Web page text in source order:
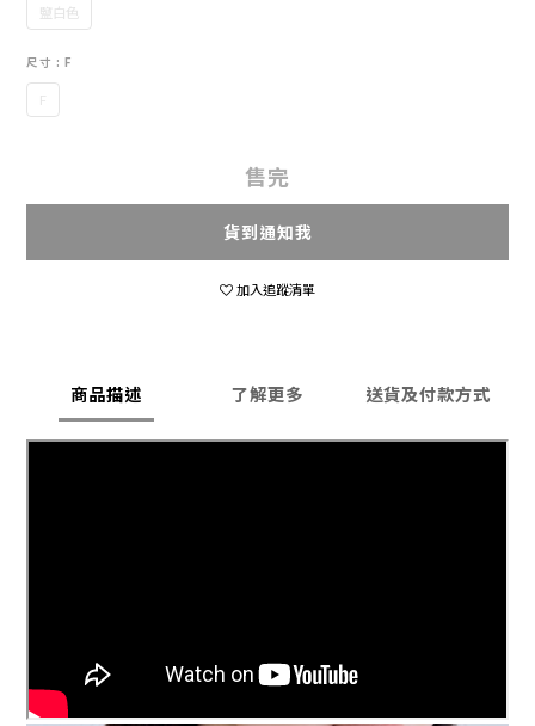
鹽白色
尺寸 : F
F
售完
貨到通知我
加入追蹤清單
商品描述 了解更多 送貨及付款方式